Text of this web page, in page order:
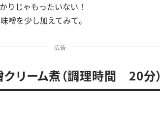
りじゃもったいない！
噌を少し加えてみて。
広告
リーム煮（調理時間 20分）